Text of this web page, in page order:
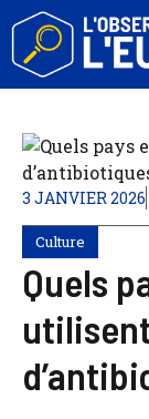
Aller
contenu
3 JANVIER 2026
Culture
Quels